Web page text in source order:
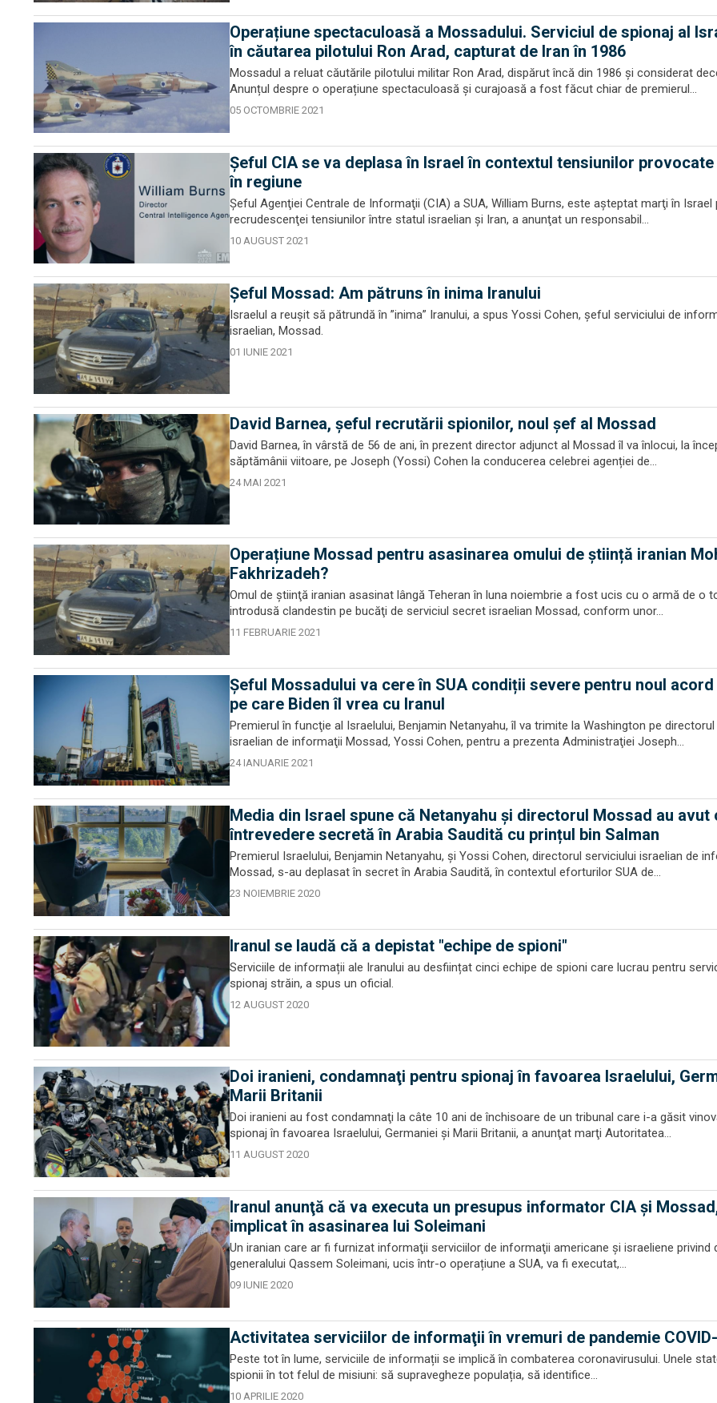
Operațiune spectaculoasă a Mossadului. Serviciul de spionaj al
în căutarea pilotului Ron Arad, capturat de Iran în 1986
Mossadul a reluat căutările pilotului militar Ron Arad, dispărut încă din 1986 și considerat
Anunțul despre o operațiune spectaculoasă și curajoasă a fost făcut chiar de premierul...
05 OCTOMBRIE 2021
Șeful CIA se va deplasa în Israel în contextul tensiunilor provocate
în regiune
Şeful Agenţiei Centrale de Informaţii (CIA) a SUA, William Burns, este aşteptat marţi în Israel
recrudescenţei tensiunilor între statul israelian şi Iran, a anunţat un responsabil...
10 AUGUST 2021
Șeful Mossad: Am pătruns în inima Iranului
Israelul a reușit să pătrundă în ”inima” Iranului, a spus Yossi Cohen, șeful serviciului de
israelian, Mossad.
01 IUNIE 2021
David Barnea, șeful recrutării spionilor, noul șef al Mossad
David Barnea, în vârstă de 56 de ani, în prezent director adjunct al Mossad îl va înlocui, la
săptămânii viitoare, pe Joseph (Yossi) Cohen la conducerea celebrei agenției de...
24 MAI 2021
Operațiune Mossad pentru asasinarea omului de știință iranian
Fakhrizadeh?
Omul de ştiinţă iranian asasinat lângă Teheran în luna noiembrie a fost ucis cu o armă de o
introdusă clandestin pe bucăţi de serviciul secret israelian Mossad, conform unor...
11 FEBRUARIE 2021
Șeful Mossadului va cere în SUA condiții severe pentru noul
pe care Biden îl vrea cu Iranul
Premierul în funcţie al Israelului, Benjamin Netanyahu, îl va trimite la Washington pe
israelian de informaţii Mossad, Yossi Cohen, pentru a prezenta Administraţiei Joseph...
24 IANUARIE 2021
Media din Israel spune că Netanyahu și directorul Mossad au avut
întrevedere secretă în Arabia Saudită cu prințul bin Salman
Premierul Israelului, Benjamin Netanyahu, şi Yossi Cohen, directorul serviciului israelian de
Mossad, s-au deplasat în secret în Arabia Saudită, în contextul eforturilor SUA de...
23 NOIEMBRIE 2020
Iranul se laudă că a depistat "echipe de spioni"
Serviciile de informații ale Iranului au desființat cinci echipe de spioni care lucrau pentru
spionaj străin, a spus un oficial.
12 AUGUST 2020
Doi iranieni, condamnaţi pentru spionaj în favoarea Israelului,
Marii Britanii
Doi iranieni au fost condamnaţi la câte 10 ani de închisoare de un tribunal care i-a găsit
spionaj în favoarea Israelului, Germaniei şi Marii Britanii, a anunţat marţi Autoritatea...
11 AUGUST 2020
Iranul anunţă că va executa un presupus informator CIA şi
implicat în asasinarea lui Soleimani
Un iranian care ar fi furnizat informaţii serviciilor de informaţii americane şi israeliene privind
generalului Qassem Soleimani, ucis într-o operațiune a SUA, va fi executat,...
09 IUNIE 2020
Activitatea serviciilor de informaţii în vremuri de pandemie
Peste tot în lume, serviciile de informații se implică în combaterea coronavirusului. Unele
spionii în tot felul de misiuni: să supravegheze populația, să identifice...
10 APRILIE 2020